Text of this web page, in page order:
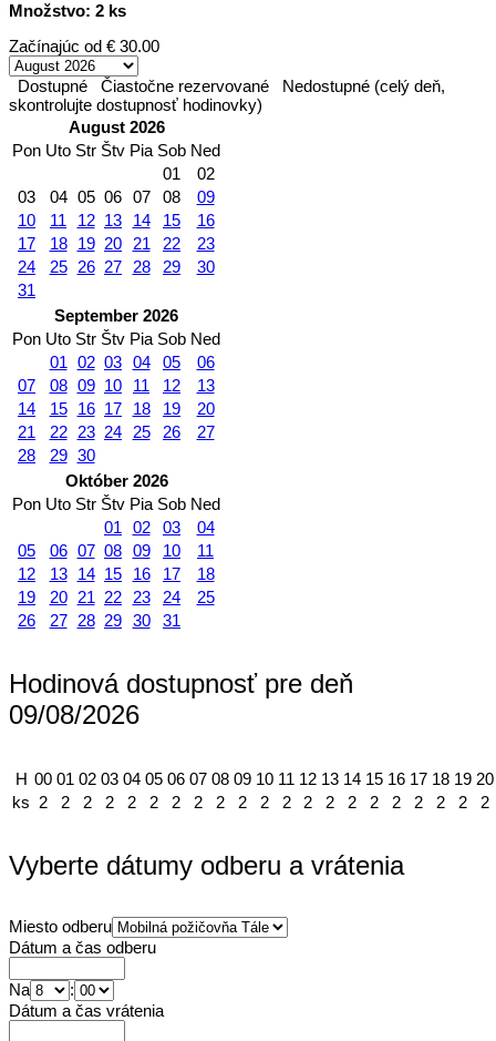
Množstvo: 2 ks
Začínajúc od € 30.00
Dostupné Čiastočne rezervované
Nedostupné (celý deň,
skontrolujte dostupnosť hodinovky)
August 2026
Pon Uto Str Štv Pia Sob Ned
01
02
03
04 05 06 07 08
09
10
11 12 13 14 15
16
17
18 19 20 21 22
23
24
25 26 27 28 29
30
31
September 2026
Pon Uto Str Štv Pia Sob Ned
01 02 03 04 05
06
07
08 09 10 11 12
13
14
15 16 17 18 19
20
21
22 23 24 25 26
27
28
29 30
Október 2026
Pon Uto Str Štv Pia Sob Ned
01
02 03
04
05
06 07 08 09 10
11
12
13 14 15 16 17
18
19
20 21 22 23 24
25
26
27 28 29 30 31
Hodinová dostupnosť pre deň
09/08/2026
H 00 01 02 03 04 05 06 07 08 09 10 11 12 13 14 15 16 17 18 19 20
ks 2 2 2 2 2 2 2 2 2 2 2 2 2 2 2 2 2 2 2 2 2
Vyberte dátumy odberu a vrátenia
Miesto odberu
Dátum a čas odberu
Na
:
Dátum a čas vrátenia